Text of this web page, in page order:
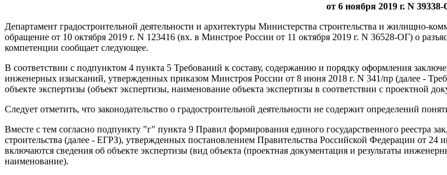
от 6 ноября 2019 г. N
Департамент градостроительной деятельности и архитектуры Министерства строительства и жилищно-
обращение от 10 октября 2019 г. N 123416 (вх. в Минстрое России от 11 октября 2019 г. N 36528-ОГ) о
компетенции сообщает следующее.
В соответствии с подпунктом 4 пункта 5 Требований к составу, содержанию и порядку оформления
инженерных изысканий, утвержденных приказом Минстроя России от 8 июня 2018 г. N 341/пр (далее -
объекте экспертизы (объект экспертизы, наименование объекта экспертизы в соответствии с проектной
Следует отметить, что законодательство о градостроительной деятельности не содержит определений
Вместе с тем согласно подпункту "г" пункта 9 Правил формирования единого государственного реестра
строительства (далее - ЕГРЗ), утвержденных постановлением Правительства Российской Федерации от
включаются сведения об объекте экспертизы (вид объекта (проектная документация и результаты
наименование).